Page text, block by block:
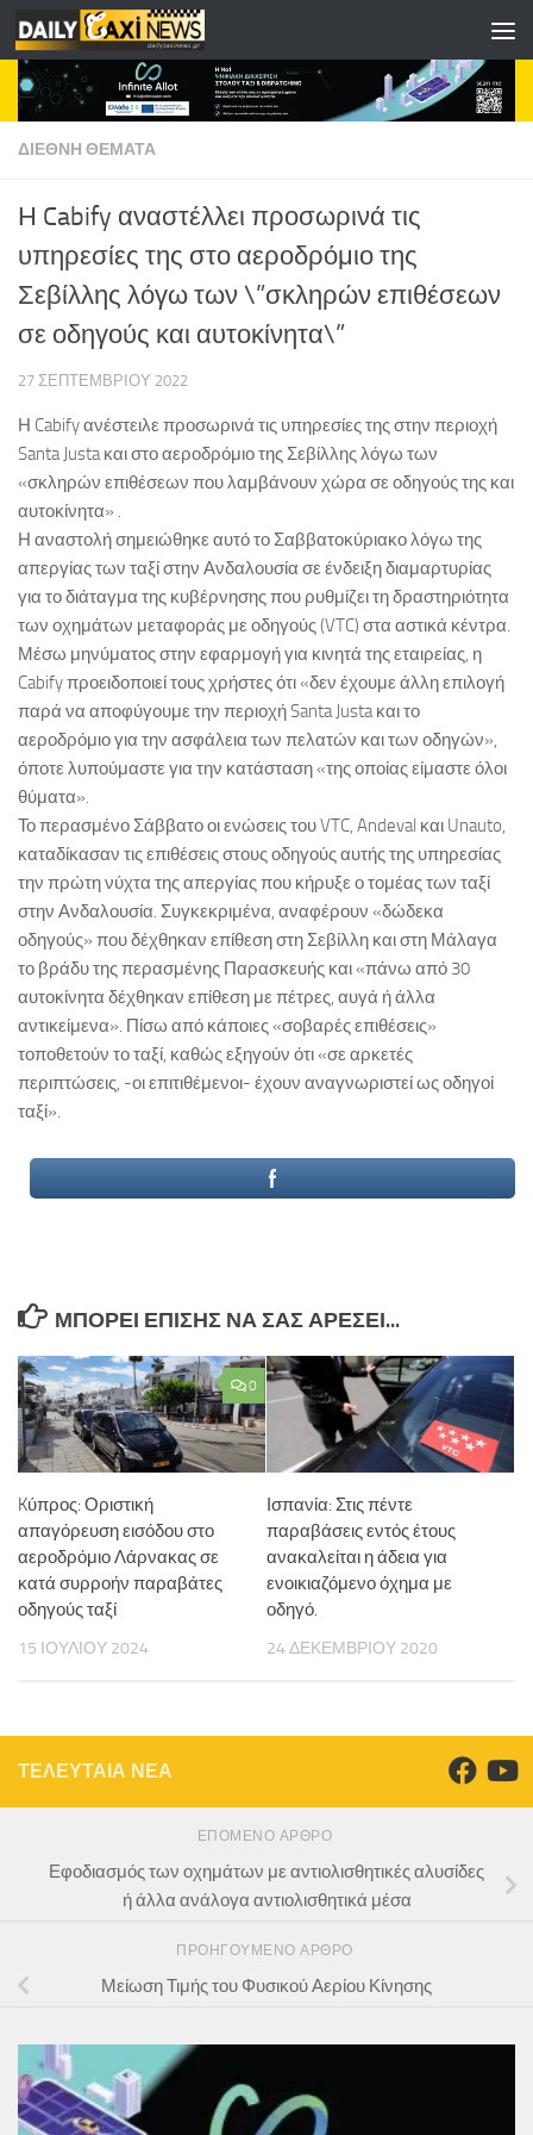
Skip to content
ΔΙΕΘΝΗ ΘΕΜΑΤΑ
Η Cabify αναστέλλει προσωρινά τις
υπηρεσίες της στο αεροδρόμιο της
Σεβίλλης λόγω των \”σκληρών επιθέσεων
σε οδηγούς και αυτοκίνητα\”
27 ΣΕΠΤΕΜΒΡΊΟΥ 2022
Η Cabify ανέστειλε προσωρινά τις υπηρεσίες της στην περιοχή
Santa Justa και στο αεροδρόμιο της Σεβίλλης λόγω των
«σκληρών επιθέσεων που λαμβάνουν χώρα σε οδηγούς της και
αυτοκίνητα» .
Η αναστολή σημειώθηκε αυτό το Σαββατοκύριακο λόγω της
απεργίας των ταξί στην Ανδαλουσία σε ένδειξη διαμαρτυρίας
για το διάταγμα της κυβέρνησης που ρυθμίζει τη δραστηριότητα
των οχημάτων μεταφοράς με οδηγούς (VTC) στα αστικά κέντρα.
Μέσω μηνύματος στην εφαρμογή για κινητά της εταιρείας, η
Cabify προειδοποιεί τους χρήστες ότι «δεν έχουμε άλλη επιλογή
παρά να αποφύγουμε την περιοχή Santa Justa και το
αεροδρόμιο για την ασφάλεια των πελατών και των οδηγών»,
όποτε λυπούμαστε για την κατάσταση «της οποίας είμαστε όλοι
θύματα».
Το περασμένο Σάββατο οι ενώσεις του VTC, Andeval και Unauto,
καταδίκασαν τις επιθέσεις στους οδηγούς αυτής της υπηρεσίας
την πρώτη νύχτα της απεργίας που κήρυξε ο τομέας των ταξί
στην Ανδαλουσία. Συγκεκριμένα, αναφέρουν «δώδεκα
οδηγούς» που δέχθηκαν επίθεση στη Σεβίλλη και στη Μάλαγα
το βράδυ της περασμένης Παρασκευής και «πάνω από 30
αυτοκίνητα δέχθηκαν επίθεση με πέτρες, αυγά ή άλλα
αντικείμενα». Πίσω από κάποιες «σοβαρές επιθέσεις»
τοποθετούν το ταξί, καθώς εξηγούν ότι «σε αρκετές
περιπτώσεις, -οι επιτιθέμενοι- έχουν αναγνωριστεί ως οδηγοί
ταξί».
ΜΠΟΡΕΊ ΕΠΊΣΗΣ ΝΑ ΣΑΣ ΑΡΈΣΕΙ...
0
Kύπρος: Οριστική
απαγόρευση εισόδου στο
αεροδρόμιο Λάρνακας σε
κατά συρροήν παραβάτες
οδηγούς ταξί
15 ΙΟΥΛΊΟΥ 2024
Ισπανία: Στις πέντε
παραβάσεις εντός έτους
ανακαλείται η άδεια για
ενοικιαζόμενο όχημα με
οδηγό.
24 ΔΕΚΕΜΒΡΊΟΥ 2020
ΤΕΛΕΥΤΑΙΑ ΝΕΑ
ΕΠΌΜΕΝΟ ΆΡΘΡΟ
Εφοδιασμός των οχημάτων με αντιολισθητικές αλυσίδες
ή άλλα ανάλογα αντιολισθητικά μέσα
ΠΡΟΗΓΟΎΜΕΝΟ ΆΡΘΡΟ
Μείωση Τιμής του Φυσικού Αερίου Κίνησης